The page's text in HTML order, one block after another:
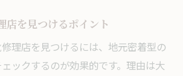
を見つけるポイント
理店を見つけるには、地元密着型の
ックするのが効果的です。理由は大